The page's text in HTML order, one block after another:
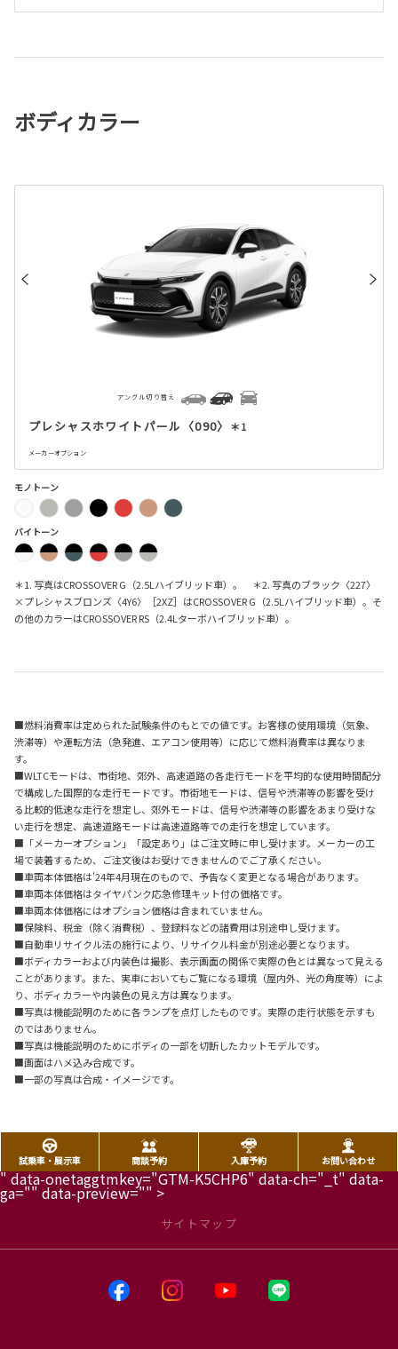
ボディカラー
プレシャスホワイトパール〈090〉 ＊1
メーカーオプション
アングル切り替え
モノトーン
バイトーン
＊1. 写真はCROSSOVER G（2.5Lハイブリッド車）。 ＊2. 写真のブラック〈227〉
×プレシャスブロンズ〈4Y6〉［2XZ］はCROSSOVER G（2.5Lハイブリッド車）。そ
の他のカラーはCROSSOVER RS（2.4Lターボハイブリッド車）。
■燃料消費率は定められた試験条件のもとでの値です。お客様の使用環境（気象、
渋滞等）や運転方法（急発進、エアコン使用等）に応じて燃料消費率は異なりま
す。
■WLTCモードは、市街地、郊外、高速道路の各走行モードを平均的な使用時間配分
で構成した国際的な走行モードです。市街地モードは、信号や渋滞等の影響を受け
る比較的低速な走行を想定し、郊外モードは、信号や渋滞等の影響をあまり受けな
い走行を想定、高速道路モードは高速道路等での走行を想定しています。
■「メーカーオプション」「設定あり」はご注文時に申し受けます。メーカーの工
場で装着するため、ご注文後はお受けできませんのでご了承ください。
■車両本体価格は'24年4月現在のもので、予告なく変更となる場合があります。
■車両本体価格はタイヤパンク応急修理キット付の価格です。
■車両本体価格にはオプション価格は含まれていません。
■保険料、税金（除く消費税）、登録料などの諸費用は別途申し受けます。
■自動車リサイクル法の施行により、リサイクル料金が別途必要となります。
■ボディカラーおよび内装色は撮影、表示画面の関係で実際の色とは異なって見える
ことがあります。また、実車においてもご覧になる環境（屋内外、光の角度等）によ
り、ボディカラーや内装色の見え方は異なります。
■写真は機能説明のために各ランプを点灯したものです。実際の走行状態を示すも
のではありません。
■写真は機能説明のためにボディの一部を切断したカットモデルです。
■画面はハメ込み合成です。
■一部の写真は合成・イメージです。
試乗車・展示車 商談予約 入庫予約 お問い合わせ
" data-onetaggtmkey="GTM-K5CHP6" data-ch="_t" data-
ga="" data-preview="" >
サイトマップ